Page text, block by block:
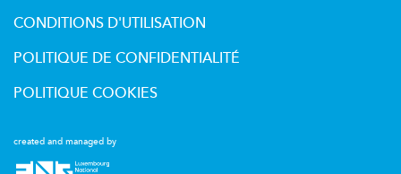
created and managed by
CONDITIONS D'UTILISATION
POLITIQUE DE CONFIDENTIALITÉ
POLITIQUE COOKIES